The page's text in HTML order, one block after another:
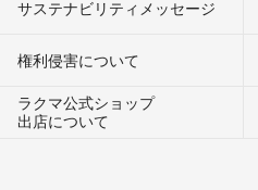
サステナビリティメッセージ
権利侵害について
ラクマ公式ショップ
出店について